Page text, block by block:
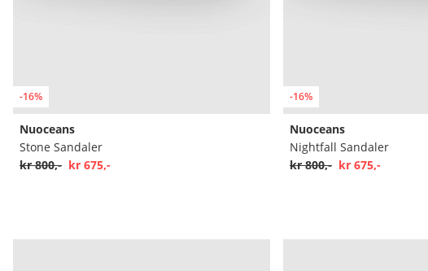
-16%
Nuoceans
Stone Sandaler
kr 800,- kr 675,-
-16%
Nuoceans
Nightfall Sandaler
kr 800,- kr 675,-